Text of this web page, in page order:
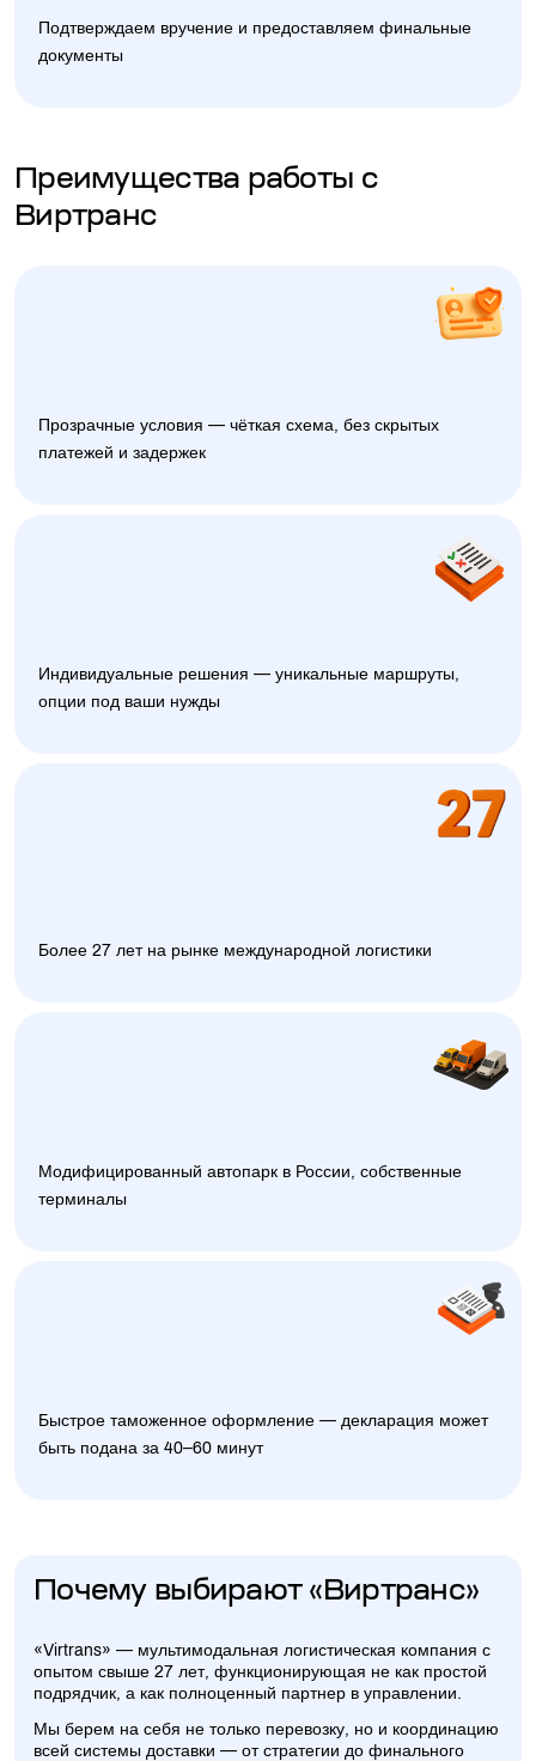
Подтверждаем вручение и предоставляем финальные
документы
Преимущества работы с
Виртранс
Прозрачные условия — чёткая схема, без скрытых
платежей и задержек
Индивидуальные решения — уникальные маршруты,
опции под ваши нужды
Более 27 лет на рынке международной логистики
Модифицированный автопарк в России, собственные
терминалы
Быстрое таможенное оформление — декларация может
быть подана за 40–60 минут
Почему выбирают «Виртранс»
«Virtrans» — мультимодальная логистическая компания с
опытом свыше 27 лет, функционирующая не как простой
подрядчик, а как полноценный партнер в управлении.
Мы берем на себя не только перевозку, но и координацию
всей системы доставки — от стратегии до финального